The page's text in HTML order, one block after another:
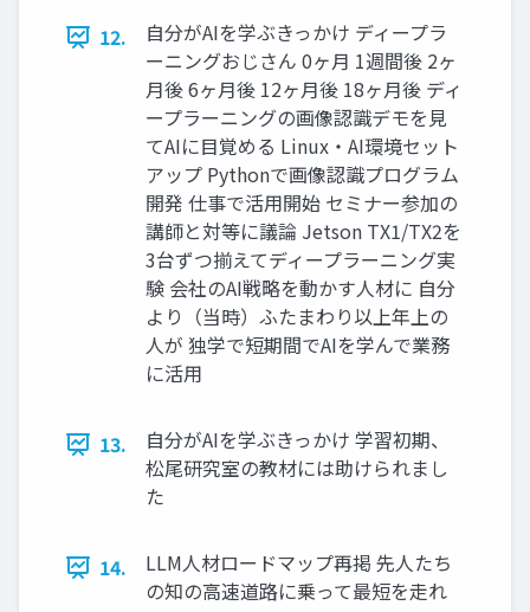
12.
自分がAIを学ぶきっかけ ディープラ
ーニングおじさん 0ヶ月 1週間後 2ヶ
月後 6ヶ月後 12ヶ月後 18ヶ月後 ディ
ープラーニングの画像認識デモを見
てAIに目覚める Linux・AI環境セット
アップ Pythonで画像認識プログラム
開発 仕事で活用開始 セミナー参加の
講師と対等に議論 Jetson TX1/TX2を
3台ずつ揃えてディープラーニング実
験 会社のAI戦略を動かす人材に 自分
より（当時）ふたまわり以上年上の
人が 独学で短期間でAIを学んで業務
に活用
13.
自分がAIを学ぶきっかけ 学習初期、
松尾研究室の教材には助けられまし
た
14.
LLM人材ロードマップ再掲 先人たち
の知の高速道路に乗って最短を走れ